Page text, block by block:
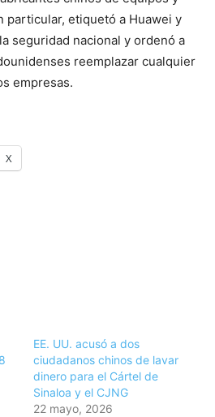
particular, etiquetó a Huawei y
seguridad nacional y ordenó a
reemplazar cualquier
empresas.
X
EE. UU. acusó a dos
ciudadanos chinos de lavar
dinero para el Cártel de
Sinaloa y el CJNG
22 mayo, 2026